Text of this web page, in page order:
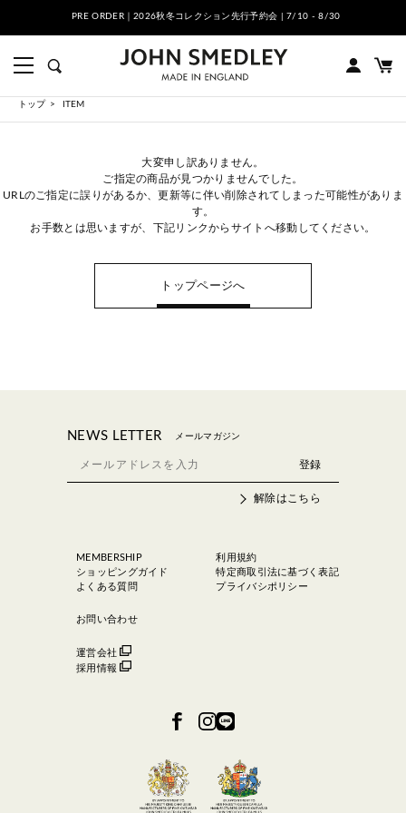
PRE ORDER｜2026秋冬コレクション先行予約会 | 7/10 - 8/30
トップ ITEM
大変申し訳ありません。
ご指定の商品が見つかりませんでした。
URLのご指定に誤りがあるか、更新等に伴い削除されてしまった可能性がありま
す。
お手数とは思いますが、下記リンクからサイトへ移動してください。
トップページへ
NEWS LETTER メールマガジン
解除はこちら
MEMBERSHIP
ショッピングガイド
よくある質問
お問い合わせ
運営会社
採用情報
利用規約
特定商取引法に基づく表記
プライバシポリシー